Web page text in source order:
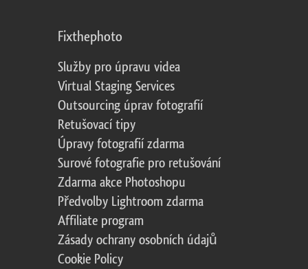
Fixthephoto
Služby pro úpravu videa
Virtual Staging Services
Outsourcing úprav fotografií
Retušovací tipy
Úpravy fotografií zdarma
Surové fotografie pro retušování
Zdarma akce Photoshopu
Předvolby Lightroom zdarma
Affiliate program
Zásady ochrany osobních údajů
Cookie Policy